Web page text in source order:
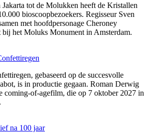
Jakarta tot de Molukken heeft de Kristallen
bioscoopbezoekers. Regisseur Sven
met hoofdpersonage Cheroney
bij het Moluks Monument in Amsterdam.
gebaseerd op de succesvolle
is in productie gegaan. Roman Derwig
coming-of-agefilm, die op 7 oktober 2027 in
na 100 jaar